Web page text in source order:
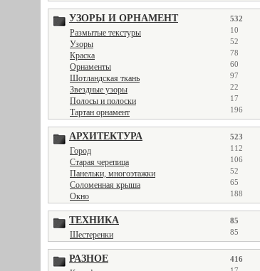
УЗОРЫ И ОРНАМЕНТ 532
Размытые текстуры 10
Узоры 52
Краска 78
Орнаменты 60
Шотландская ткань 97
Звездные узоры 22
Полосы и полоски 17
Тартан орнамент 196
АРХИТЕКТУРА 523
Город 112
Старая черепица 106
Панельки, многоэтажки 52
Соломенная крыша 65
Окно 188
ТЕХНИКА 85
Шестеренки 85
РАЗНОЕ 416